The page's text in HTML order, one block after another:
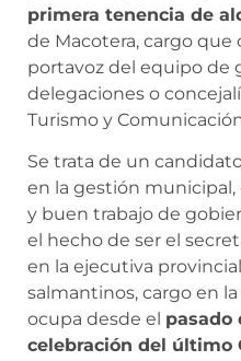
primera tenencia de
de Macotera, cargo
portavoz del equipo de
delegaciones o
Turismo y
Se trata de un
en la gestión municipal,
y buen trabajo de
el hecho de ser el
en la ejecutiva
salmantinos, cargo en
ocupa desde el pasado
celebración del último